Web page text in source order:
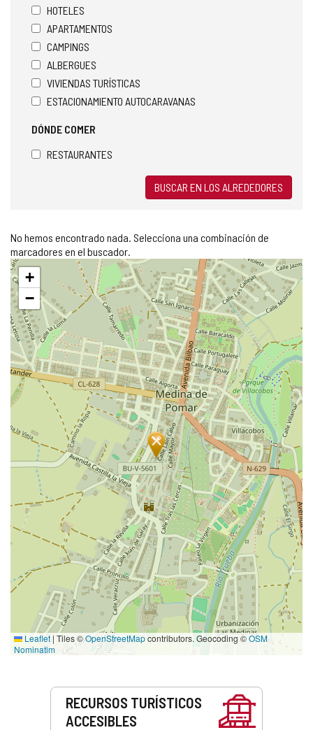
HOTELES
APARTAMENTOS
CAMPINGS
ALBERGUES
VIVIENDAS TURÍSTICAS
ESTACIONAMIENTO AUTOCARAVANAS
DÓNDE COMER
RESTAURANTES
BUSCAR EN LOS ALREDEDORES
No hemos encontrado nada. Selecciona una combinación de
marcadores en el buscador.
Saltar
mapa
+
−
Leaflet | Tiles ©OpenStreetMapcontributors. Geocoding ©OSM
Nominatim
RECURSOS TURÍSTICOS
ACCESIBLES